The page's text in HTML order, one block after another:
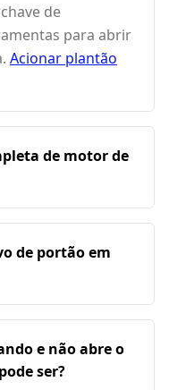
de
para abrir
Acionar plantão
de motor de
de portão em
e não abre o
ser?